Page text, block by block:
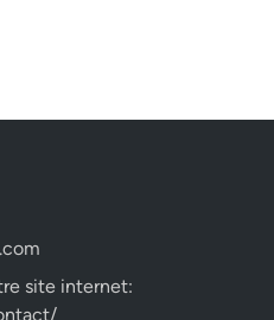
site internet: